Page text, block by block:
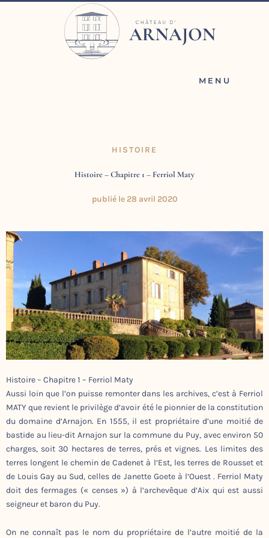
MENU
HISTOIRE
Histoire – Chapitre 1 – Ferriol Maty
publié le 28 avril 2020
Histoire – Chapitre 1 – Ferriol Maty
Aussi loin que l’on puisse remonter dans les archives, c’est à Ferriol
MATY que revient le privilège d’avoir été le pionnier de la constitution
du domaine d’Arnajon. En 1555, il est propriétaire d’une moitié de
bastide au lieu-dit Arnajon sur la commune du Puy, avec environ 50
charges, soit 30 hectares de terres, prés et vignes. Les limites des
terres longent le chemin de Cadenet à l’Est, les terres de Rousset et
de Louis Gay au Sud, celles de Janette Goete à l’Ouest . Ferriol Maty
doit des fermages (« censes ») à l’archevêque d’Aix qui est aussi
seigneur et baron du Puy.
On ne connaît pas le nom du propriétaire de l’autre moitié de la